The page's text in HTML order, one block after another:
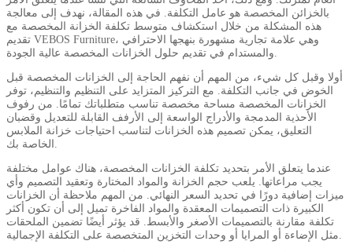
بالخزائن المخصصة هو عامل التكلفة. في هذه المقالة، نهدف إلى معالجة
هذه المشكلة من خلال استكشاف متوسط ​​تكلفة الخزانة المخصصة مع
تقديم VEBOS Furniture، وهي علامة تجارية مشهورة بنهجها الاحترافي
أولا وقبل كل شيء، من المهم أن نفهم الحاجة إلى الخزانات المخصصة قبل
الخوض في جانب التكلفة. مع التركيز المتزايد على التنظيم والتنظيم، توفر
الخزانات المخصصة مساحة مخصصة تناسب متطلباتك تمامًا. من رفوف
الأحذية المدمجة والأدراج الواسعة إلى الأرفف القابلة للتعديل وقضبان
التعليق، يمكن تصميم هذه الخزانات لتناسب احتياجات خزانة الملابس
عندما يتعلق الأمر بتحديد تكلفة الخزانات المخصصة، هناك عوامل مختلفة
يجب مراعاتها. يلعب حجم الخزانة والمواد المختارة وتعقيد التصميم وأي
ميزات إضافية دورًا في تحديد السعر النهائي. من المهم ملاحظة أن الخزانات
الكبيرة ذات التصميمات المعقدة والمواد الفاخرة تميل إلى أن تكون أكثر
تكلفة مقارنة بالتصميمات الأصغر والأبسط. قد يؤثر أيضًا تضمين الملحقات